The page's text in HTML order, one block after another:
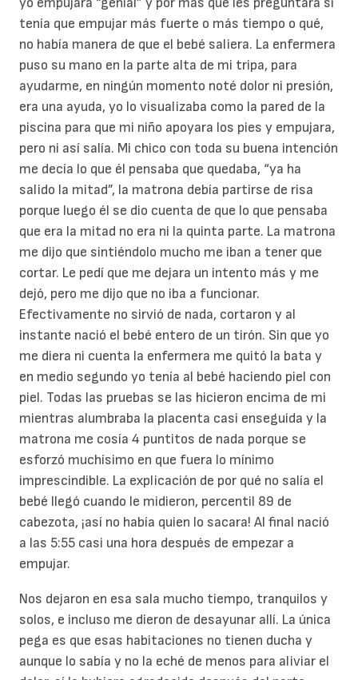
tenía que empujar más fuerte o más tiempo o qué,
no había manera de que el bebé saliera. La enfermera
puso su mano en la parte alta de mi tripa, para
ayudarme, en ningún momento noté dolor ni presión,
era una ayuda, yo lo visualizaba como la pared de la
piscina para que mi niño apoyara los pies y empujara,
pero ni así salía. Mi chico con toda su buena intención
me decía lo que él pensaba que quedaba, “ya ha
salido la mitad”, la matrona debía partirse de risa
porque luego él se dio cuenta de que lo que pensaba
que era la mitad no era ni la quinta parte. La matrona
me dijo que sintiéndolo mucho me iban a tener que
cortar. Le pedí que me dejara un intento más y me
dejó, pero me dijo que no iba a funcionar.
Efectivamente no sirvió de nada, cortaron y al
instante nació el bebé entero de un tirón. Sin que yo
me diera ni cuenta la enfermera me quitó la bata y
en medio segundo yo tenía al bebé haciendo piel con
piel. Todas las pruebas se las hicieron encima de mi
mientras alumbraba la placenta casi enseguida y la
matrona me cosía 4 puntitos de nada porque se
esforzó muchísimo en que fuera lo mínimo
imprescindible. La explicación de por qué no salía el
bebé llegó cuando le midieron, percentil 89 de
cabezota, ¡así no había quien lo sacara! Al final nació
a las 5:55 casi una hora después de empezar a
empujar.
Nos dejaron en esa sala mucho tiempo, tranquilos y
solos, e incluso me dieron de desayunar allí. La única
pega es que esas habitaciones no tienen ducha y
aunque lo sabía y no la eché de menos para aliviar el